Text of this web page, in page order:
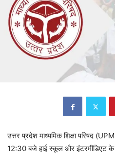
उत्तर प्रदेश माध्यमिक शिक्षा परिषद
12:30 बजे हाई स्कूल और इंटरमीडिएट के